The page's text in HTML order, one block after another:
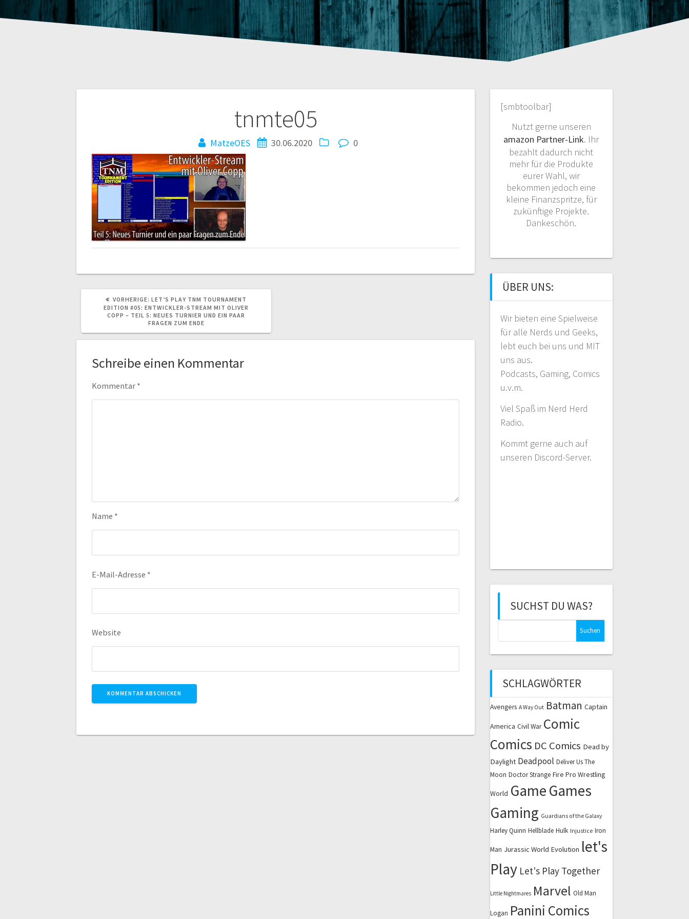
tnmte05
MatzeOES 30.06.2020 0
Beitragsnavigation
VORHERIGE: VORHERIGER
BEITRAG:
LET’S PLAY TNM TOURNAMENT
EDITION #05: ENTWICKLER-STREAM MIT OLIVER
COPP – TEIL 5: NEUES TURNIER UND EIN PAAR
FRAGEN ZUM ENDE
Schreibe einen Kommentar
Kommentar *
Name *
E-Mail-Adresse *
Website
[smbtoolbar]
Nutzt gerne unseren
amazon Partner-Link. Ihr
bezahlt dadurch nicht
mehr für die Produkte
eurer Wahl, wir
bekommen jedoch eine
kleine Finanzspritze, für
zukünftige Projekte.
Dankeschön.
ÜBER UNS:
Wir bieten eine Spielweise
für alle Nerds und Geeks,
lebt euch bei uns und MIT
uns aus.
Podcasts, Gaming, Comics
u.v.m.
Viel Spaß im Nerd Herd
Radio.
Kommt gerne auch auf
unseren Discord-Server.
SUCHST DU WAS?
SCHLAGWÖRTER
Avengers A Way Out Batman Captain
America Civil War Comic
Comics DC Comics Dead by
Daylight Deadpool Deliver Us The
Moon Doctor Strange Fire Pro Wrestling
World GameGames
Gaming Guardians of the Galaxy
Harley Quinn Hellblade Hulk Injustice Iron
Man Jurassic World Evolution let's
Play Let's Play Together
Little Nightmares Marvel Old Man
Logan Panini Comics